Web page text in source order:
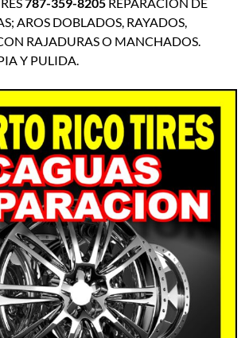
AROS DOBLADOS, RAYADOS,
RAJADURAS O MANCHADOS.
Y PULIDA.